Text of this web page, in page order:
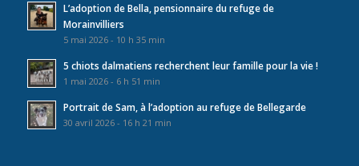
L’adoption de Bella, pensionnaire du refuge de
Morainvilliers
5 mai 2026 - 10 h 35 min
5 chiots dalmatiens recherchent leur famille pour la vie !
1 mai 2026 - 6 h 51 min
Portrait de Sam, à l’adoption au refuge de Bellegarde
30 avril 2026 - 16 h 21 min